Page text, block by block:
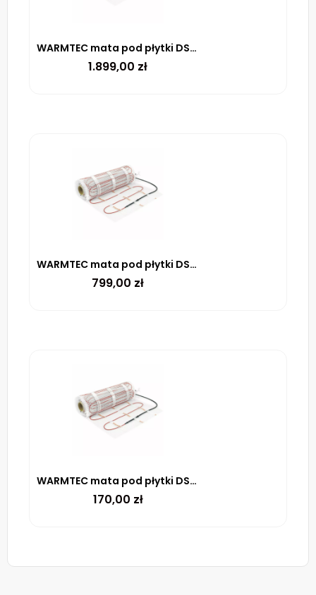
WARMTEC mata pod płytki DS2-160 170 W/m² – 16m²
1.899,00 zł
WARMTEC mata pod płytki DS2-70 170 W/m² – 7m²
799,00 zł
WARMTEC mata pod płytki DS2-05 170 W/m² – 0.5m²
170,00 zł